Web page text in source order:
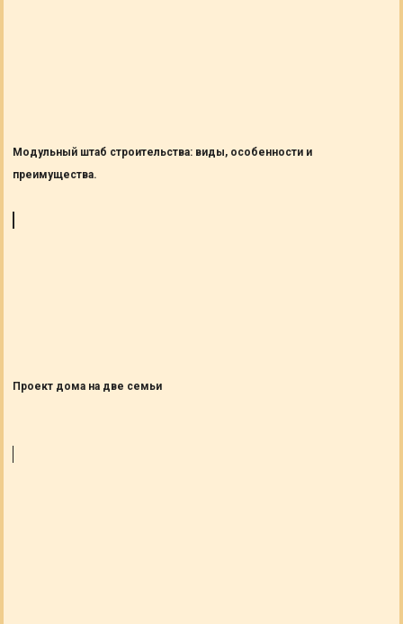
Модульный штаб строительства: виды, особенности и
преимущества.
Проект дома на две семьи